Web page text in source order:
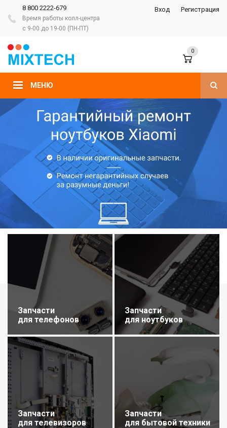
8 800 2222-679
Время работы колл-центра
с 9-00 до 19-00 (ПН-ПТ)
Вход Регистрация
МЕНЮ
0
Запчасти
для телефонов
Запчасти
для ноутбуков
Запчасти
для телевизоров
Запчасти
для бытовой техники